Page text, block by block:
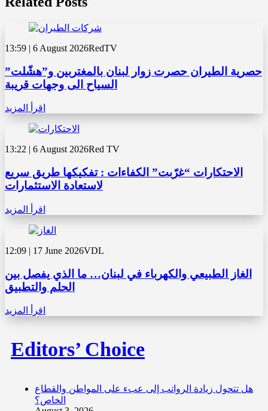
13:59 | 6 August 2026RedTV
حصرية الطيران حصرت زوار لبنان بالمغتربين و”هشّلت”
السياح الى وجهات قريبة
اقرأ المزيد
13:22 | 6 August 2026Red TV
الاحتكارات “غرّبت” الكفاءات : تفكيكها طريق سريع
لاستعادة الاستثمارات
اقرأ المزيد
12:09 | 17 June 2026VDL
الغاز الطبيعي والكهرباء في لبنان… ما الذي يفصل بين
الحلم والتطبيق
اقرأ المزيد
Editors’ Choice
هل تتحول زيادة الرواتب إلى عبء على المواطن والقطاع
الخاص؟